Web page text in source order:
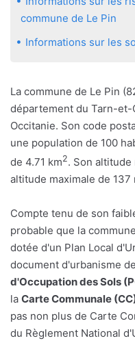
commune de Le Pin
Informations sur les
La commune de Le Pin
département du Tarn-et-
Occitanie. Son code
une population de 100
de 4.71 km2. Son
altitude maximale de 137
Compte tenu de son
probable que la
dotée d'un Plan Local
document d'urbanisme
d'Occupation des Sols
la Carte Communale
pas non plus de Carte
du Règlement National